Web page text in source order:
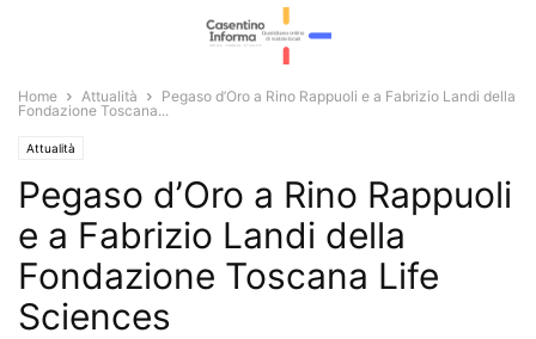
Home Attualità
Pegaso d’Oro a Rino Rappuoli e a Fabrizio Landi della
Fondazione Toscana...
Attualità
Pegaso d’Oro a Rino Rappuoli
e a Fabrizio Landi della
Fondazione Toscana Life
Sciences